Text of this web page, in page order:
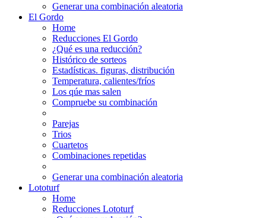
Generar una combinación aleatoria
El Gordo
Home
Reducciones El Gordo
¿Qué es una reducción?
Histórico de sorteos
Estadísticas. figuras, distribución
Temperatura, calientes/fríos
Los qúe mas salen
Compruebe su combinación
Parejas
Trios
Cuartetos
Combinaciones repetidas
Generar una combinación aleatoria
Lototurf
Home
Reducciones Lototurf